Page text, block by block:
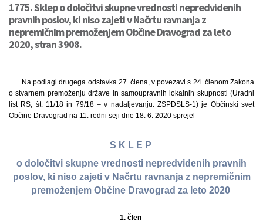
1775. Sklep o določitvi skupne vrednosti nepredvidenih
pravnih poslov, ki niso zajeti v Načrtu ravnanja z
nepremičnim premoženjem Občine Dravograd za leto
2020, stran 3908.
Na podlagi drugega odstavka 27. člena, v povezavi s 24. členom Zakona
o stvarnem premoženju države in samoupravnih lokalnih skupnosti (Uradni
list RS, št. 11/18 in 79/18 – v nadaljevanju: ZSPDSLS-1) je Občinski svet
Občine Dravograd na 11. redni seji dne 18. 6. 2020 sprejel
S K L E P
o določitvi skupne vrednosti nepredvidenih pravnih
poslov, ki niso zajeti v Načrtu ravnanja z nepremičnim
premoženjem Občine Dravograd za leto 2020
1. člen